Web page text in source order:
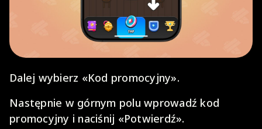
Dalej wybierz «Kod promocyjny».
Następnie w górnym polu wprowadź kod
promocyjny i naciśnij «Potwierdź».